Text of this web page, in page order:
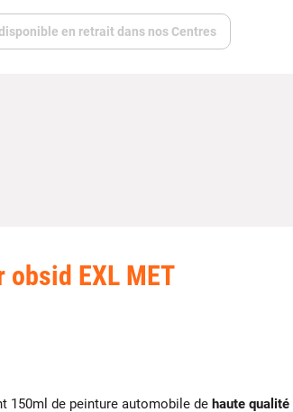
en retrait dans nos Centres
EXL MET
150ml de peinture automobile de haute qualité